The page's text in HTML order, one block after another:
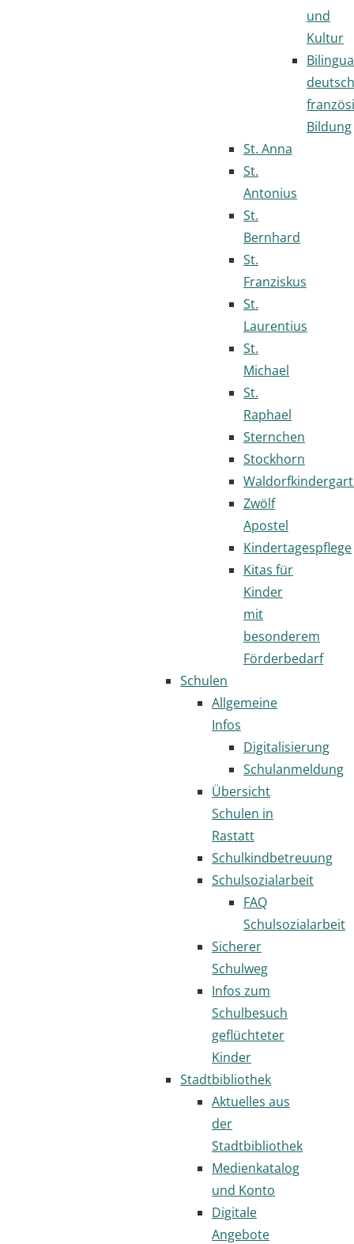
und
Kultur
deutsch
Bildung
St. Anna
St.
Antonius
St.
Bernhard
St.
Franziskus
St.
Laurentius
St.
Michael
St.
Raphael
Sternchen
Stockhorn
Zwölf
Apostel
Kindertagespflege
Kitas für
Kinder
mit
besonderem
Förderbedarf
Schulen
Allgemeine
Infos
Digitalisierung
Schulanmeldung
Übersicht
Schulen in
Rastatt
Schulkindbetreuung
Schulsozialarbeit
FAQ
Schulsozialarbeit
Sicherer
Schulweg
Infos zum
Schulbesuch
geflüchteter
Kinder
Stadtbibliothek
Aktuelles aus
der
Stadtbibliothek
Medienkatalog
und Konto
Digitale
Angebote